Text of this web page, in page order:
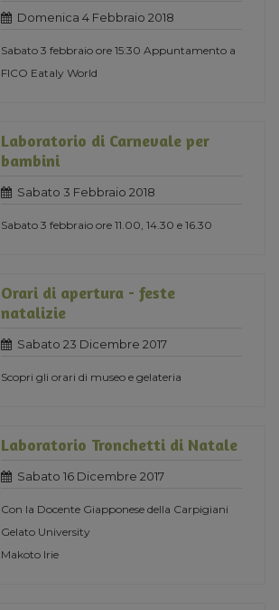
Domenica 4 Febbraio 2018
Sabato 3 febbraio ore 15:30 Appuntamento a
FICO Eataly World
Laboratorio di Carnevale per
bambini
Sabato 3 Febbraio 2018
Sabato 3 febbraio ore 11.00, 14.30 e 16.30
Orari di apertura - feste
natalizie
Sabato 23 Dicembre 2017
Scopri gli orari di museo e gelateria
Laboratorio Tronchetti di Natale
Sabato 16 Dicembre 2017
Con la Docente Giapponese della Carpigiani
Gelato University
Makoto Irie